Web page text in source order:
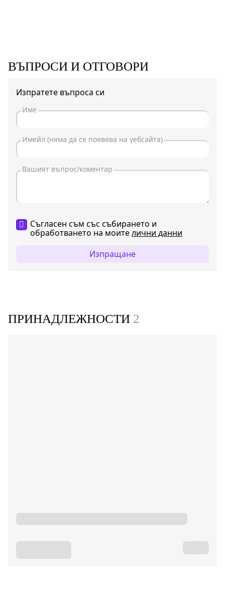
ВЪПРОСИ И ОТГОВОРИ
Изпратете въпроса си
Съгласен съм със събирането и
обработването на моителични данни
Изпращане
ПРИНАДЛЕЖНОСТИ 2